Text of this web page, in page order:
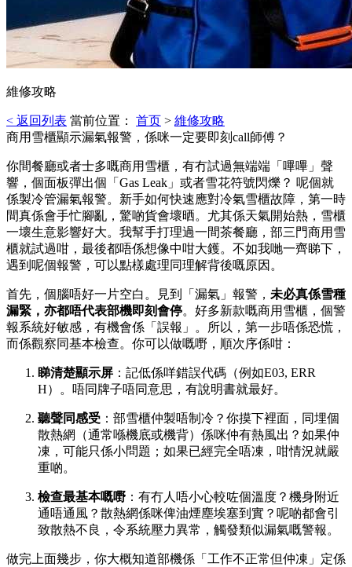
維修攻略
< 返回列表 當前位置： 首页 > 維修攻略
商用雪櫃顯示漏氣報警，係咪一定要即刻call師傅？
你間餐廳或者士多嘅商用雪櫃，有冇試過無端端「嗶嗶」聲
響，個面板彈出個「Gas Leak」或者雪花符號閃爍？ 呢個就
係製冷管漏氣報警。新手如何快速應對冷氣雪櫃故障，第一時
間真係會手忙腳亂，驚啲貨會壞晒。尤其係天氣開始熱，雪櫃
一壞生意影響好大。我幫手打理過一間茶餐廳，部三門商用雪
櫃就試過咁，最後都唔係想像中咁大鑊。不如我哋一齊睇下，
遇到呢個報警，可以點樣處理同理解背後嘅原因。
首先，個腦唔好一片空白。見到「漏氣」報警， 未必真係雪種
漏緊，亦都唔代表部機即刻會停。好多新款嘅商用雪櫃，個警
報系統好敏感，有機會係「誤報」。所以，第一步唔係恐慌，
而係觀察同基本檢查。你可以做嘅嘢，順次序係咁：
睇清楚顯示屏 ：記低係咩錯誤代碼（例如E03, ERR
H）。唔同牌子唔同意思，有說明書就最好。
聽聲同感受 ：部雪櫃仲製唔制冷？你摸下裡面，同埋個
散熱網（通常喺機底或機背）係咪仲有熱風出？如果仲
凍，可能只係小問題；如果已經完全唔凍，咁情況就嚴
重啲。
檢查最基本嘅嘢 ：有冇人唔小心較咗個溫度？機身附近
通唔通風？散熱網係咪俾油煙塵埃塞到實？呢啲都會引
致散熱不良，令系統壓力異常，觸發類似漏氣嘅警報。
做完上面幾步，你大概知道部機係「工作不正常但仲凍」定係